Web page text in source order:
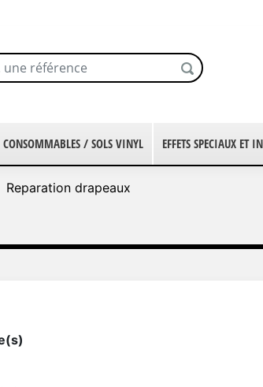
CONSOMMABLES / SOLS VINYL EFFETS SPECIAUX ET
Reparation drapeaux